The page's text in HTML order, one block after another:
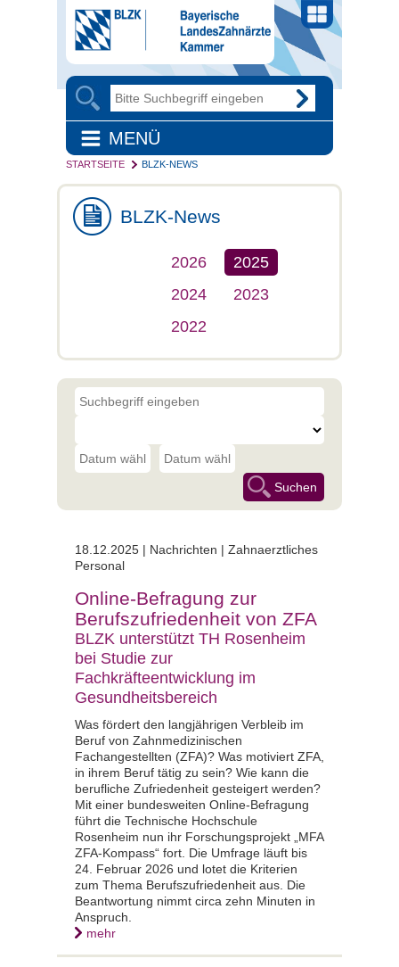
MENÜ
STARTSEITE BLZK-NEWS
BLZK-News
2026
2025
2024
2023
2022
18.12.2025 | Nachrichten | Zahnaerztliches
Personal
Online-Befragung zur
Berufszufriedenheit von ZFA
BLZK unterstützt TH Rosenheim
bei Studie zur
Fachkräfteentwicklung im
Gesundheitsbereich
Was fördert den langjährigen Verbleib im
Beruf von Zahnmedizinischen
Fachangestellten (ZFA)? Was motiviert ZFA,
in ihrem Beruf tätig zu sein? Wie kann die
berufliche Zufriedenheit gesteigert werden?
Mit einer bundesweiten Online-Befragung
führt die Technische Hochschule
Rosenheim nun ihr Forschungsprojekt „MFA
ZFA-Kompass“ fort. Die Umfrage läuft bis
24. Februar 2026 und lotet die Kriterien
zum Thema Berufszufriedenheit aus. Die
Beantwortung nimmt circa zehn Minuten in
Anspruch.
mehr